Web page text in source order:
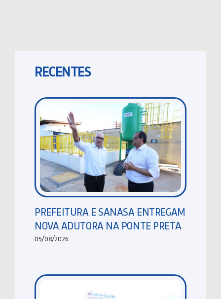
RECENTES
PREFEITURA E SANASA ENTREGAM
NOVA ADUTORA NA PONTE PRETA
05/08/2026